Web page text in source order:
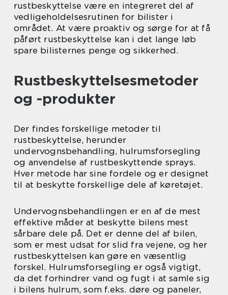
rustbeskyttelse være en integreret del af
vedligeholdelsesrutinen for bilister i
området. At være proaktiv og sørge for at få
påført rustbeskyttelse kan i det lange løb
spare bilisternes penge og sikkerhed.
Rustbeskyttelsesmetoder
og -produkter
Der findes forskellige metoder til
rustbeskyttelse, herunder
undervognsbehandling, hulrumsforsegling
og anvendelse af rustbeskyttende sprays.
Hver metode har sine fordele og er designet
til at beskytte forskellige dele af køretøjet.
Undervognsbehandlingen er en af de mest
effektive måder at beskytte bilens mest
sårbare dele på. Det er denne del af bilen,
som er mest udsat for slid fra vejene, og her
rustbeskyttelsen kan gøre en væsentlig
forskel. Hulrumsforsegling er også vigtigt,
da det forhindrer vand og fugt i at samle sig
i bilens hulrum, som f.eks. døre og paneler,